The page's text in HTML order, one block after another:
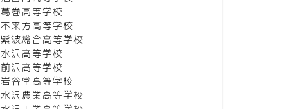
葛巻高等学校
不来方高等学校
紫波総合高等学校
水沢高等学校
前沢高等学校
岩谷堂高等学校
水沢農業高等学校